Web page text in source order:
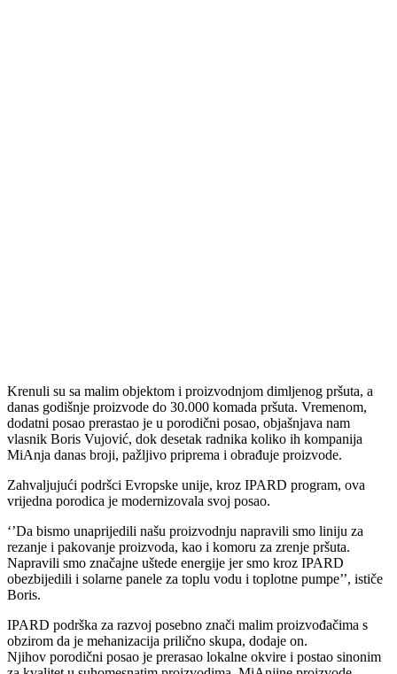
Krenuli su sa malim objektom i proizvodnjom dimljenog pršuta, a
danas godišnje proizvode do 30.000 komada pršuta. Vremenom,
dodatni posao prerastao je u porodični posao, objašnjava nam
vlasnik Boris Vujović, dok desetak radnika koliko ih kompanija
MiAnja danas broji, pažljivo priprema i obrađuje proizvode.
Zahvaljujući podršci Evropske unije, kroz IPARD program, ova
vrijedna porodica je modernizovala svoj posao.
‘’Da bismo unaprijedili našu proizvodnju napravili smo liniju za
rezanje i pakovanje proizvoda, kao i komoru za zrenje pršuta.
Napravili smo značajne uštede energije jer smo kroz IPARD
obezbijedili i solarne panele za toplu vodu i toplotne pumpe’’, ističe
Boris.
IPARD podrška za razvoj posebno znači malim proizvođačima s
obzirom da je mehanizacija prilično skupa, dodaje on.
Njihov porodični posao je prerasao lokalne okvire i postao sinonim